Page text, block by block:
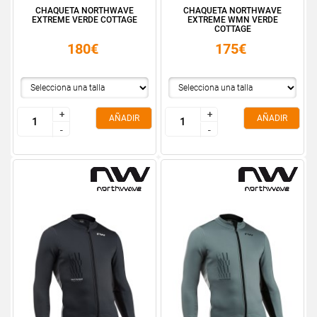
CHAQUETA NORTHWAVE
EXTREME VERDE COTTAGE
180€
+
-
+
-
AÑADIR
CHAQUETA NORTHWAVE
EXTREME WMN VERDE
COTTAGE
175€
+
-
+
-
AÑADIR